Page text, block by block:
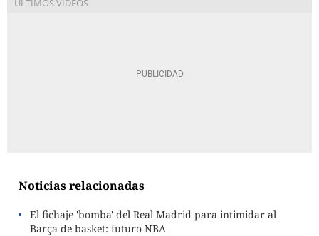
Noticias relacionadas
El fichaje 'bomba' del Real Madrid para intimidar al
Barça de basket: futuro NBA